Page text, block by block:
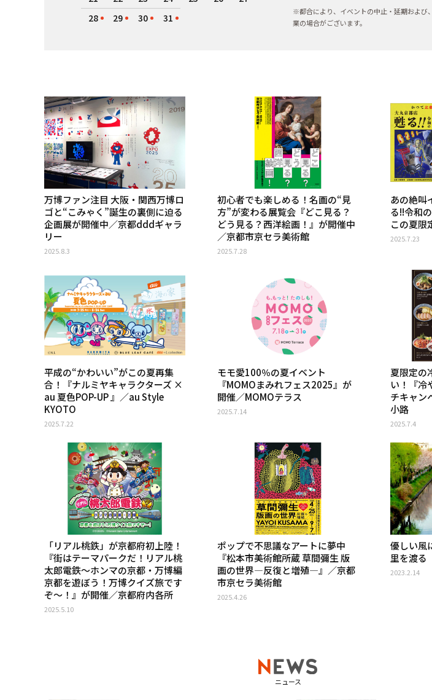
28
29 30 31
※都合により、イベントの中止・延期および
業の場合がございます。
万博ファン注目 大阪・関西万博ロ
ゴと“こみゃく”誕生の裏側に迫る
企画展が開催中／京都dddギャラ
リー
2025.8.3
初心者でも楽しめる！名画の“見
方”が変わる展覧会『どこ見る？
どう見る？西洋絵画！』が開催中
／京都市京セラ美術館
2025.7.28
あの絶叫
る!!令和
この夏限
2025.7.23
平成の“かわいい”がこの夏再集
合！『ナルミヤキャラクターズ ×
au 夏色POP-UP 』／au Style
KYOTO
2025.7.22
モモ愛100％の夏イベント
『MOMOまみれフェス2025』が
開催／MOMOテラス
2025.7.14
夏限定の
い！『冷
チキャン
小路
2025.7.4
「リアル桃鉄」が京都府初上陸！
『街はテーマパークだ！リアル桃
太郎電鉄～ホンマの京都・万博編
京都を遊ぼう！万博クイズ旅です
ぞ～！』が開催／京都府内各所
2025.5.10
ポップで不思議なアートに夢中
『松本市美術館所蔵 草間彌生 版
画の世界―反復と増殖―』／京都
市京セラ美術館
2025.4.26
優しい風
里を渡る
2023.2.14
ニュース